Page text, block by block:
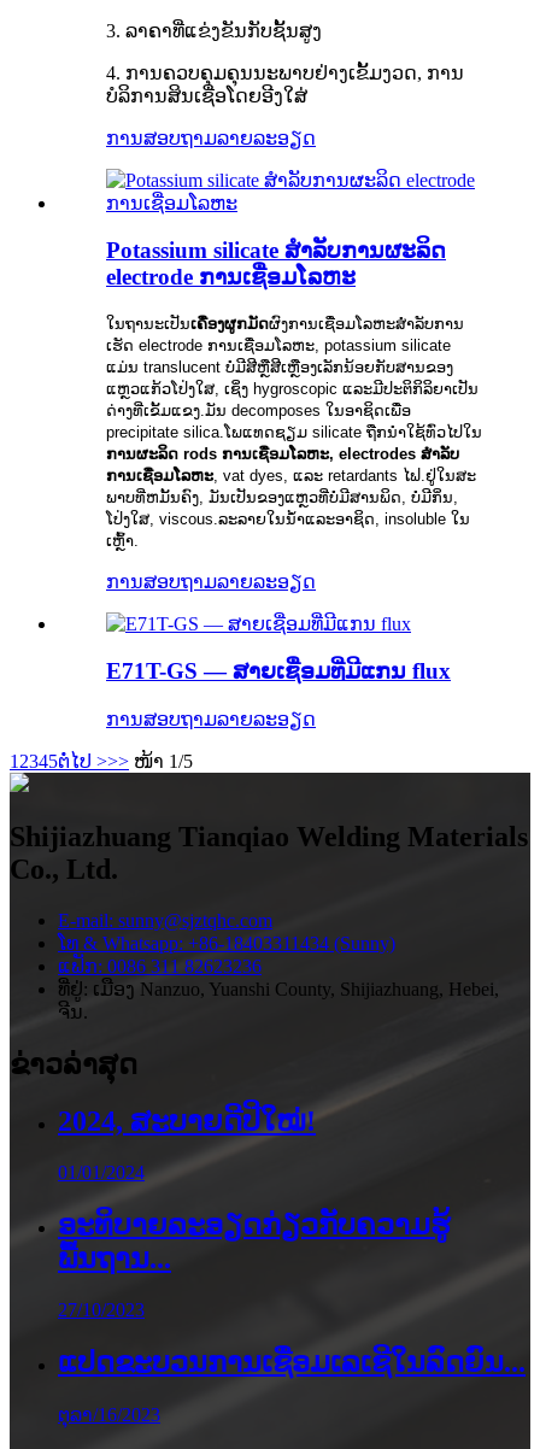
3. ລາຄາທີ່ແຂ່ງຂັນກັບຊັ້ນສູງ
4. ການຄວບຄຸມຄຸນນະພາບຢ່າງເຂັ້ມງວດ, ການ
ບໍລິການສິນເຊື່ອໂດຍອີງໃສ່
ການສອບຖາມລາຍລະອຽດ
Potassium silicate ສໍາລັບການຜະລິດ
electrode ການເຊື່ອມໂລຫະ
ໃນຖານະເປັນເຄື່ອງຜູກມັດຜົງການເຊື່ອມໂລຫະສໍາລັບການ
ເຮັດ electrode ການເຊື່ອມໂລຫະ, potassium silicate
ແມ່ນ translucent ບໍ່ມີສີຫຼືສີເຫຼືອງເລັກນ້ອຍກັບສານຂອງ
ແຫຼວແກ້ວໂປ່ງໃສ, ເຊິ່ງ hygroscopic ແລະມີປະຕິກິລິຍາເປັນ
ດ່າງທີ່ເຂັ້ມແຂງ.ມັນ decomposes ໃນອາຊິດເພື່ອ
precipitate silica.ໂພແທດຊຽມ silicate ຖືກນໍາໃຊ້ທົ່ວໄປໃນ
ການຜະລິດ rods ການເຊື່ອມໂລຫະ, electrodes ສໍາລັບ
ການເຊື່ອມໂລຫະ, vat dyes, ແລະ retardants ໄຟ.ຢູ່ໃນສະ
ພາບທີ່ຫມັ້ນຄົງ, ມັນເປັນຂອງແຫຼວທີ່ບໍ່ມີສານພິດ, ບໍ່ມີກິ່ນ,
ໂປ່ງໃສ, viscous.ລະລາຍໃນນ້ໍາແລະອາຊິດ, insoluble ໃນ
ເຫຼົ້າ.
ການສອບຖາມລາຍລະອຽດ
E71T-GS — ສາຍ​ເຊື່ອມ​ທີ່​ມີ​ແກນ flux
ການສອບຖາມລາຍລະອຽດ
1 2345ຕໍ່ໄປ >>> ໜ້າ 1/5
Shijiazhuang Tianqiao Welding Materials
Co., Ltd.
E-mail: sunny@sjztqhc.com
ໂທ & Whatsapp: +86-18403311434 (Sunny)
ແຟັກ: 0086 311 82623236
ທີ່ຢູ່: ເມືອງ Nanzuo, Yuanshi County, Shijiazhuang, Hebei,
ຈີນ.
ຂ່າວ​ລ່າ​ສຸດ
2024, ສະບາຍດີປີໃໝ່!
01/01/2024
ອະທິບາຍລະອຽດກ່ຽວກັບຄວາມຮູ້
ພື້ນຖານ...
27/10/2023
ແປດຂະບວນການເຊື່ອມເລເຊີໃນລົດຍົນ...
ຕຸລາ/16/2023